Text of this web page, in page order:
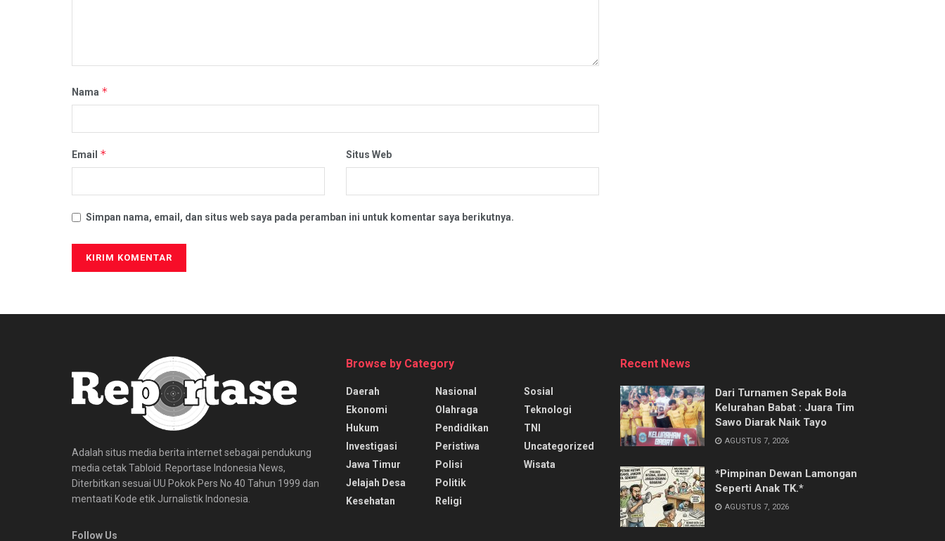
Nama *
Email * Situs Web
Simpan nama, email, dan situs web saya pada peramban ini untuk komentar saya berikutnya.
Adalah situs media berita internet sebagai pendukung
media cetak Tabloid. Reportase Indonesia News,
Diterbitkan sesuai UU Pokok Pers No 40 Tahun 1999 dan
mentaati Kode etik Jurnalistik Indonesia.
Follow Us
Browse by Category
Daerah
Ekonomi
Hukum
Investigasi
Jawa Timur
Jelajah Desa
Kesehatan
Nasional
Olahraga
Pendidikan
Peristiwa
Polisi
Politik
Religi
Sosial
Teknologi
TNI
Uncategorized
Wisata
Recent News
Dari Turnamen Sepak Bola
Kelurahan Babat : Juara Tim
Sawo Diarak Naik Tayo
AGUSTUS 7, 2026
*Pimpinan Dewan Lamongan
Seperti Anak TK.*
AGUSTUS 7, 2026